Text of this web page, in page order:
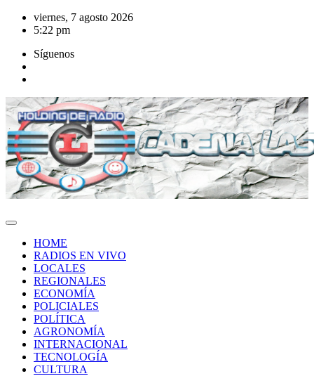
Saltar
viernes, 7 agosto 2026
5:22 pm
Síguenos
HOME
RADIOS EN VIVO
LOCALES
REGIONALES
ECONOMÍA
POLICIALES
POLÍTICA
AGRONOMÍA
INTERNACIONAL
TECNOLOGÍA
CULTURA